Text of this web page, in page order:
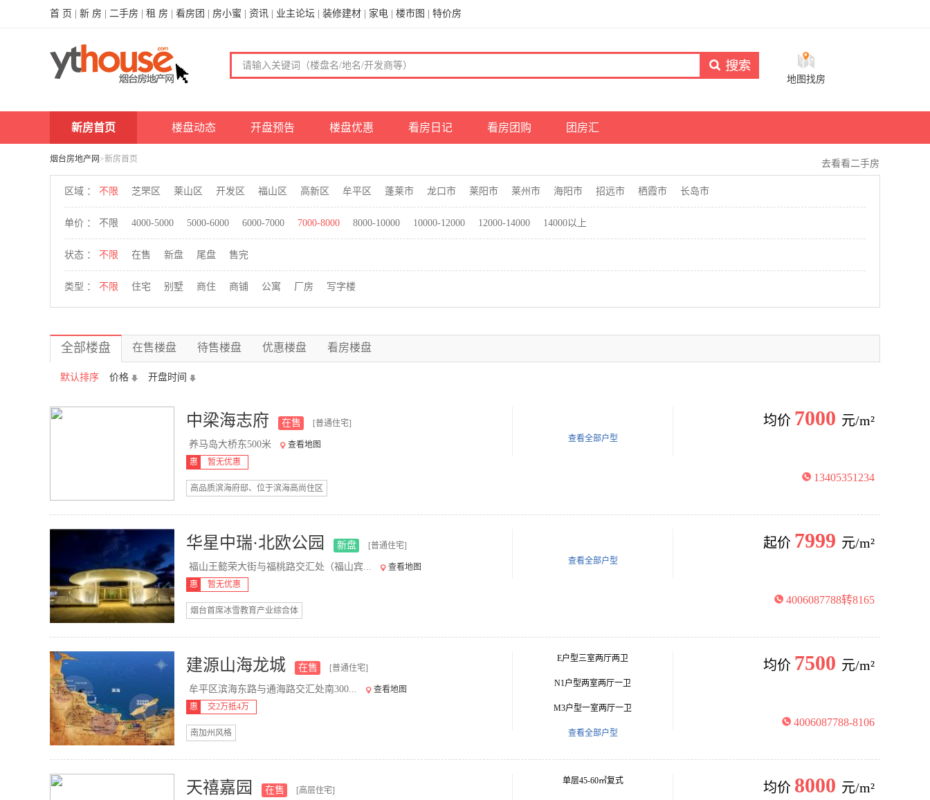
首 页 新 房 二手房 租 房 看房团 房小蜜 资讯 业主论坛 装修建材 家电 楼市图 特价房
地图找房
新房首页 楼盘动态 开盘预告 楼盘优惠 看房日记 看房团购 团房汇
烟台房地产网 >新房首页
区域 ： 不限 芝罘区 莱山区 开发区 福山区 高新区 牟平区 蓬莱市 龙口市 莱阳市 莱州市 海阳市 招远市 栖霞市 长岛市
单价 ： 不限 4000-5000 5000-6000 6000-7000 7000-8000 8000-10000 10000-12000 12000-14000 14000以上
状态 ： 不限 在售 新盘 尾盘 售完
类型 ： 不限 住宅 别墅 商住 商铺 公寓 厂房 写字楼
去看看二手房
全部楼盘 在售楼盘 待售楼盘 优惠楼盘 看房楼盘
默认排序 价格 开盘时间
中梁海志府 在售 [普通住宅]
养马岛大桥东500米
查看地图
惠
暂无优惠
高品质滨海府邸、位于滨海高尚住区
查看全部户型
均价 7000 元/m²
13405351234
华星中瑞·北欧公园 新盘 [普通住宅]
福山王懿荣大街与福桃路交汇处（福山宾...
查看地图
惠
暂无优惠
烟台首席冰雪教育产业综合体
查看全部户型
起价 7999 元/m²
4006087788转8165
建源山海龙城 在售 [普通住宅]
牟平区滨海东路与通海路交汇处南300...
查看地图
惠
交2万抵4万
南加州风格
E户型三室两厅两卫
N1户型两室两厅一卫
M3户型一室两厅一卫
查看全部户型
均价 7500 元/m²
4006087788-8106
天禧嘉园 在售 [高层住宅]
单层45-60㎡复式 均价 8000 元/m²